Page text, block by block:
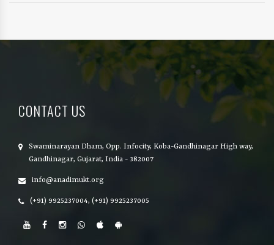
CONTACT US
Swaminarayan Dham, Opp. Infocity, Koba-Gandhinagar High way,
Gandhinagar, Gujarat, India - 382007
info@anadimukt.org
(+91) 9925237004, (+91) 9925237005